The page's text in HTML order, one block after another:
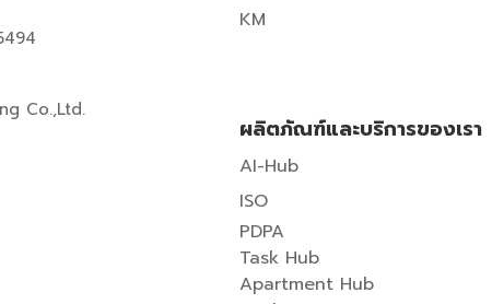
KM
Co.,Ltd.
ผลิตภัณฑ์และบริการของเรา
AI-Hub
ISO
PDPA
Task Hub
Apartment Hub